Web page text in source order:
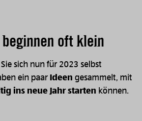
beginnen oft klein
sich nun für 2023 selbst
ein paar Ideen gesammelt, mit
ins neue Jahr starten können.